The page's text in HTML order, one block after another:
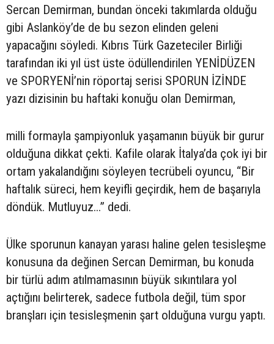
Sercan Demirman, bundan önceki takımlarda olduğu
gibi Aslanköy’de de bu sezon elinden geleni
yapacağını söyledi. Kıbrıs Türk Gazeteciler Birliği
tarafından iki yıl üst üste ödüllendirilen YENİDÜZEN
ve SPORYENİ’nin röportaj serisi SPORUN İZİNDE
yazı dizisinin bu haftaki konuğu olan Demirman,
milli formayla şampiyonluk yaşamanın büyük bir gurur
olduğuna dikkat çekti. Kafile olarak İtalya’da çok iyi bir
ortam yakalandığını söyleyen tecrübeli oyuncu, “Bir
haftalık süreci, hem keyifli geçirdik, hem de başarıyla
döndük. Mutluyuz...” dedi.
Ülke sporunun kanayan yarası haline gelen tesisleşme
konusuna da değinen Sercan Demirman, bu konuda
bir türlü adım atılmamasının büyük sıkıntılara yol
açtığını belirterek, sadece futbola değil, tüm spor
branşları için tesisleşmenin şart olduğuna vurgu yaptı.